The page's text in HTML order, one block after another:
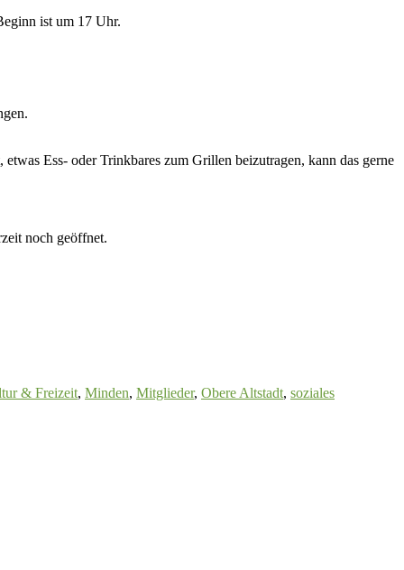
ist um 17 Uhr.
Ess- oder Trinkbares zum Grillen beizutragen, kann das gerne
noch geöffnet.
& Freizeit, Minden, Mitglieder, Obere Altstadt, soziales